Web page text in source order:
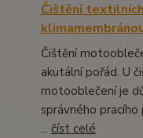
Čištění
Čištění
akutální pořád. U
motooblečení je
správného
... číst celé